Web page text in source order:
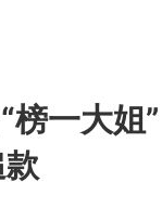
一大姐